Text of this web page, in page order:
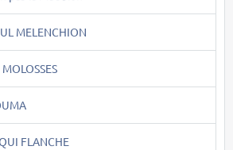
MELENCHION
FLANCHE